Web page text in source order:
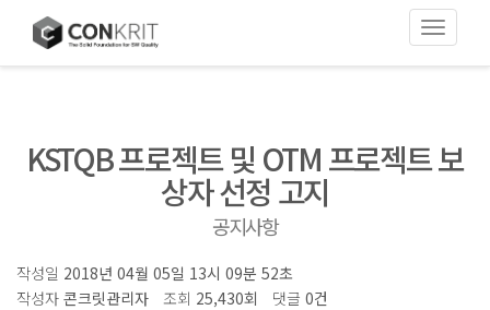
Toggle
KSTQB 프로젝트 및 OTM 프로젝트 보
상자 선정 고지
공지사항
작성일 2018년 04월 05일 13시 09분 52초
작성자 콘크릿관리자 조회 25,430회 댓글 0건